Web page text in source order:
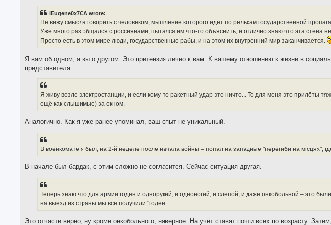
iEugene0x7CA wrote:
Не вижу смысла говорить с человеком, мышление которого идет по рельсам государственной
Уже много раз общался с россиянами, пытался им что-то объяснить, и отлично знаю что эта стена
Просто есть в этом мире люди, государственные рабы, и на этом их внутренний мир заканчивается.
Я вам об одном, а вы о другом. Это притензия лично к вам. К вашему отношению к жизни в
представителя.
Я живу возле электростанции, и если кому-то ракетный удар это ничто... То для меня это прилёты
ещё как слышимые) за окном.
Аналогично. Как я уже ранее упоминал, ваш опыт не уникальный.
В военкомате я был, на 2-й неделе после начала войны – попал на западные "перегиби на мiсцях",
В начале был бардак, с этим сложно не согласится. Сейчас ситуация другая.
Теперь знаю что для армии годен и однорукий, и одноногий, и слепой, и даже онкобольной – это
на выезд из страны мы все получили "годен.
Это отчасти верно, ну кроме онкобольного, наверное. На учёт ставят почти всех по возрасту.